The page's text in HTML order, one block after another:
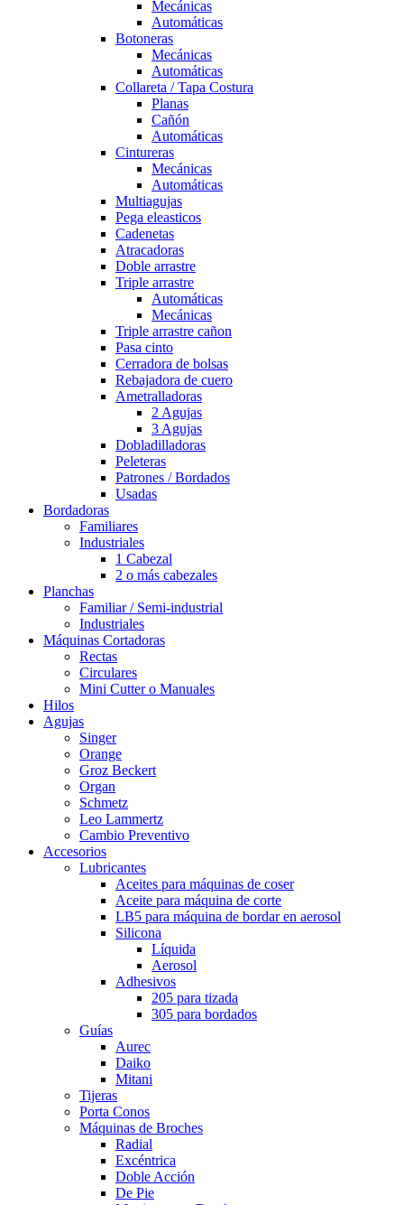
Mecánicas
Automáticas
Botoneras
Mecánicas
Automáticas
Collareta / Tapa Costura
Planas
Cañón
Automáticas
Cintureras
Mecánicas
Automáticas
Multiagujas
Pega eleasticos
Cadenetas
Atracadoras
Doble arrastre
Triple arrastre
Automáticas
Mecánicas
Triple arrastre cañon
Pasa cinto
Cerradora de bolsas
Rebajadora de cuero
Ametralladoras
2 Agujas
3 Agujas
Dobladilladoras
Peleteras
Patrones / Bordados
Usadas
Bordadoras
Familiares
Industriales
1 Cabezal
2 o más cabezales
Planchas
Familiar / Semi-industrial
Industriales
Máquinas Cortadoras
Rectas
Circulares
Mini Cutter o Manuales
Hilos
Agujas
Singer
Orange
Groz Beckert
Organ
Schmetz
Leo Lammertz
Cambio Preventivo
Accesorios
Lubricantes
Aceites para máquinas de coser
Aceite para máquina de corte
LB5 para máquina de bordar en aerosol
Silicona
Líquida
Aerosol
Adhesivos
205 para tizada
305 para bordados
Guías
Aurec
Daiko
Mitani
Tijeras
Porta Conos
Máquinas de Broches
Radial
Excéntrica
Doble Acción
De Pie